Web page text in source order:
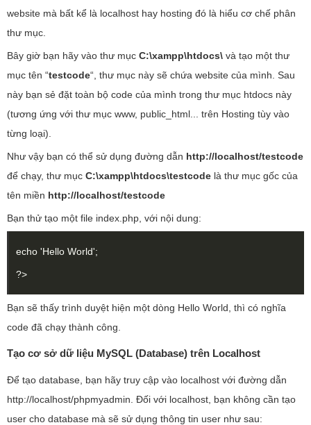
website mà bất kể là localhost hay hosting đó là hiểu cơ chế phân
thư mục.
Bây giờ bạn hãy vào thư mục C:\xampp\htdocs\ và tạo một thư
mục tên “testcode“, thư mục này sẽ chứa website của mình. Sau
này bạn sẻ đặt toàn bộ code của mình trong thư mục htdocs này
(tương ứng với thư mục www, public_html... trên Hosting tùy vào
từng loại).
Như vậy bạn có thể sử dụng đường dẫn http://localhost/testcode
để chạy, thư mục C:\xampp\htdocs\testcode là thư mục gốc của
tên miền http://localhost/testcode
Bạn thử tạo một file index.php, với nội dung:
echo 'Hello World';
?>
Bạn sẽ thấy trình duyệt hiện một dòng Hello World, thì có nghĩa
code đã chạy thành công.
Tạo cơ sở dữ liệu MySQL (Database) trên Localhost
Để tạo database, bạn hãy truy cập vào localhost với đường dẫn
http://localhost/phpmyadmin. Đối với localhost, bạn không cần tạo
user cho database mà sẽ sử dụng thông tin user như sau: